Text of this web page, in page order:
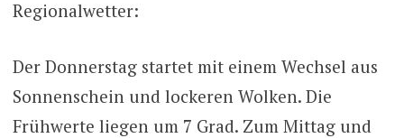
Regionalwetter:
Der Donnerstag startet mit einem Wechsel aus
Sonnenschein und lockeren Wolken. Die
Frühwerte liegen um 7 Grad. Zum Mittag und